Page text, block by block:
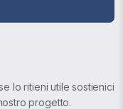
lo ritieni utile sostienici
progetto.